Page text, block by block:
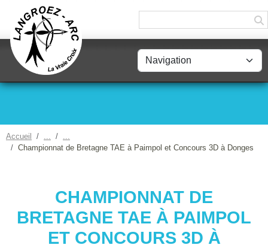
Accueil
Championnat de Bretagne TAE à Paimpol et Concours 3D à Donges
CHAMPIONNAT DE
BRETAGNE TAE À PAIMPOL
ET CONCOURS 3D À
Panneau de gestion des cookies